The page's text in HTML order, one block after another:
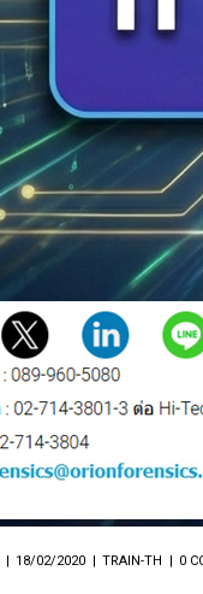
18/02/2020 TRAIN-TH 0